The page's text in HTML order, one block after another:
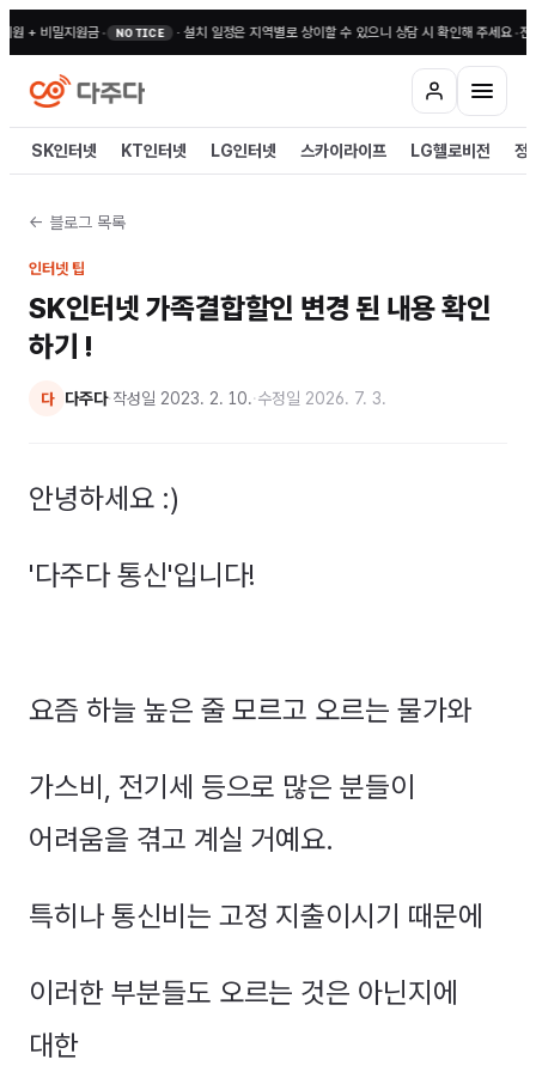
밀지원금• NOTICE ·설치 일정은 지역별로 상이할 수 있으니 상담 시 확인해 주세요• 전국 무
SK인터넷 KT인터넷 LG인터넷 스카이라이프 LG헬로비전 정
← 블로그 목록
인터넷 팁
SK인터넷 가족결합할인 변경 된 내용 확인
하기 !
다 다주다·작성일 2023. 2. 10.·수정일 2026. 7. 3.
안녕하세요 :)
'다주다 통신'입니다!
요즘 하늘 높은 줄 모르고 오르는 물가와
가스비, 전기세 등으로 많은 분들이
어려움을 겪고 계실 거예요.
특히나 통신비는 고정 지출이시기 때문에
이러한 부분들도 오르는 것은 아닌지에
대한